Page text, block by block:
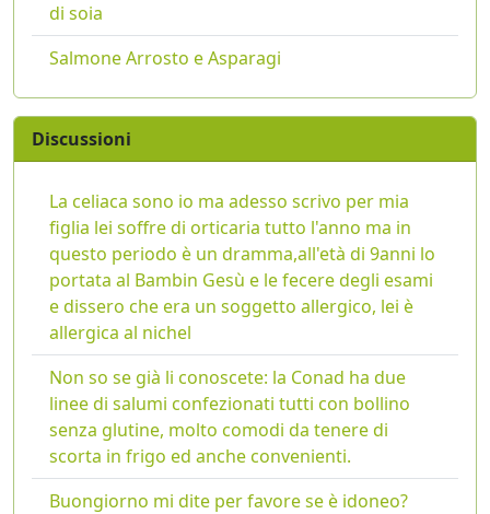
di soia
Salmone Arrosto e Asparagi
Discussioni
La celiaca sono io ma adesso scrivo per mia
figlia lei soffre di orticaria tutto l'anno ma in
questo periodo è un dramma,all'età di 9anni lo
portata al Bambin Gesù e le fecere degli esami
e dissero che era un soggetto allergico, lei è
allergica al nichel
Non so se già li conoscete: la Conad ha due
linee di salumi confezionati tutti con bollino
senza glutine, molto comodi da tenere di
scorta in frigo ed anche convenienti.
Buongiorno mi dite per favore se è idoneo?